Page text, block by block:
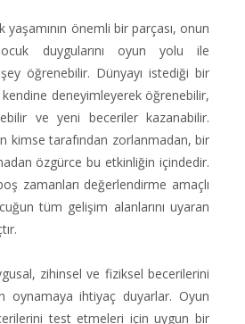
önemli bir parçası, onun
duygularını oyun yolu ile
öğrenebilir. Dünyayı istediği bir
kendine deneyimleyerek öğrenebilir,
ve yeni beceriler kazanabilir.
kimse tarafından zorlanmadan, bir
özgürce bu etkinliğin içindedir.
zamanları değerlendirme amaçlı
tüm gelişim alanlarını uyaran
zihinsel ve fiziksel becerilerini
oynamaya ihtiyaç duyarlar. Oyun
test etmeleri için uygun bir